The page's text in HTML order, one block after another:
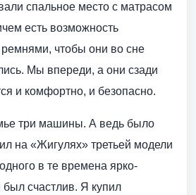
спальное место с матрасом
есть возможность
ремнями, чтобы они во сне
Мы впереди, а они сзади
и комфортно, и безопасно.
три машины. А ведь было
на «Жигулях» третьей модели
в те времена ярко-
счастлив. Я купил